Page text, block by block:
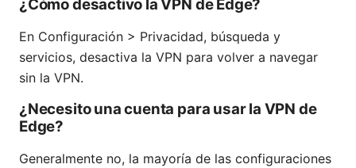
¿Cómo desactivo la VPN de Edge?
En Configuración > Privacidad, búsqueda y
servicios, desactiva la VPN para volver a navegar
sin la VPN.
¿Necesito una cuenta para usar la VPN de
Edge?
Generalmente no, la mayoría de las configuraciones